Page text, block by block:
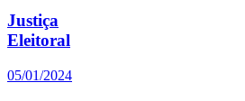
Justiça
Eleitoral
05/01/2024